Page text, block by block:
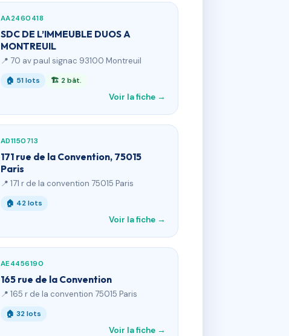
AA2460418
SDC DE L’IMMEUBLE DUOS A
MONTREUIL
📍 70 av paul signac 93100 Montreuil
🏠 51 lots 🏗 2 bât.
Voir la fiche →
AD1150713
171 rue de la Convention, 75015
Paris
📍 171 r de la convention 75015 Paris
🏠 42 lots
Voir la fiche →
AE4456190
165 rue de la Convention
📍 165 r de la convention 75015 Paris
🏠 32 lots
Voir la fiche →